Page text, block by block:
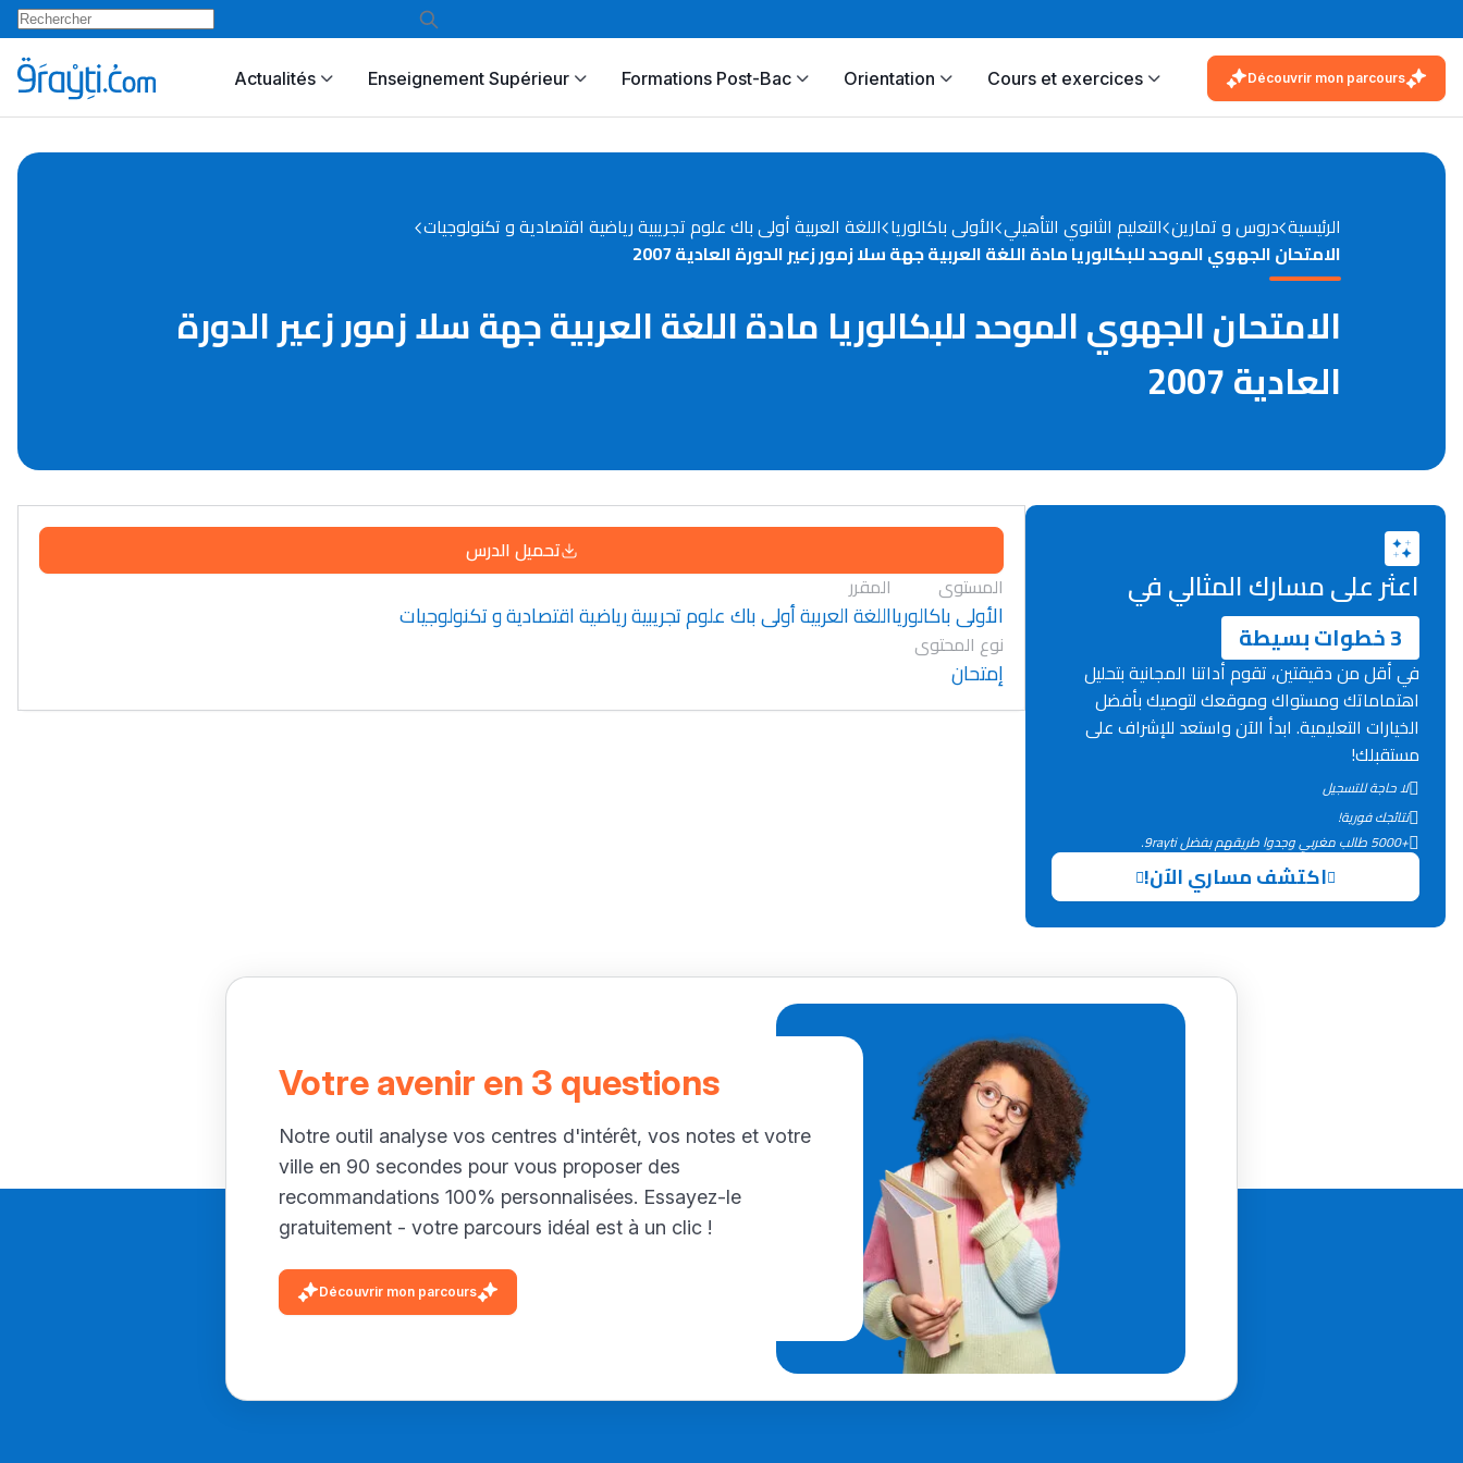
Actualités Enseignement Supérieur Formations Post-Bac Orientation Cours et exercices Découvrir mon parcours
الرئيسية دروس و تمارين التعليم الثانوي التأهيلي الأولى باكالوريا اللغة العربية أولى باك علوم تجريبية رياضية اقتصادية و تكنولوجيات
الامتحان الجهوي الموحد للبكالوريا مادة اللغة العربية جهة سلا زمور زعير الدورة العادية 2007
الامتحان الجهوي الموحد للبكالوريا مادة اللغة العربية جهة سلا زمور زعير الدورة
العادية 2007
تحميل الدرس
المستوى
الأولى باكالوريا
المقرر
اللغة العربية أولى باك علوم تجريبية رياضية اقتصادية و تكنولوجيات
نوع المحتوى
إمتحان
اعثر على مسارك المثالي في
3 خطوات بسيطة
في أقل من دقيقتين، تقوم أداتنا المجانية بتحليل
اهتماماتك ومستواك وموقعك لتوصيك بأفضل
الخيارات التعليمية. ابدأ الآن واستعد للإشراف على
مستقبلك!
لا حاجة للتسجيل
نتائجك فورية!
+5000 طالب مغربي وجدوا طريقهم بفضل 9rayti.
اكتشف مساري الآن!
Votre avenir en 3 questions
Notre outil analyse vos centres d'intérêt, vos notes et votre
ville en 90 secondes pour vous proposer des
recommandations 100% personnalisées. Essayez-le
gratuitement - votre parcours idéal est à un clic !
Découvrir mon parcours